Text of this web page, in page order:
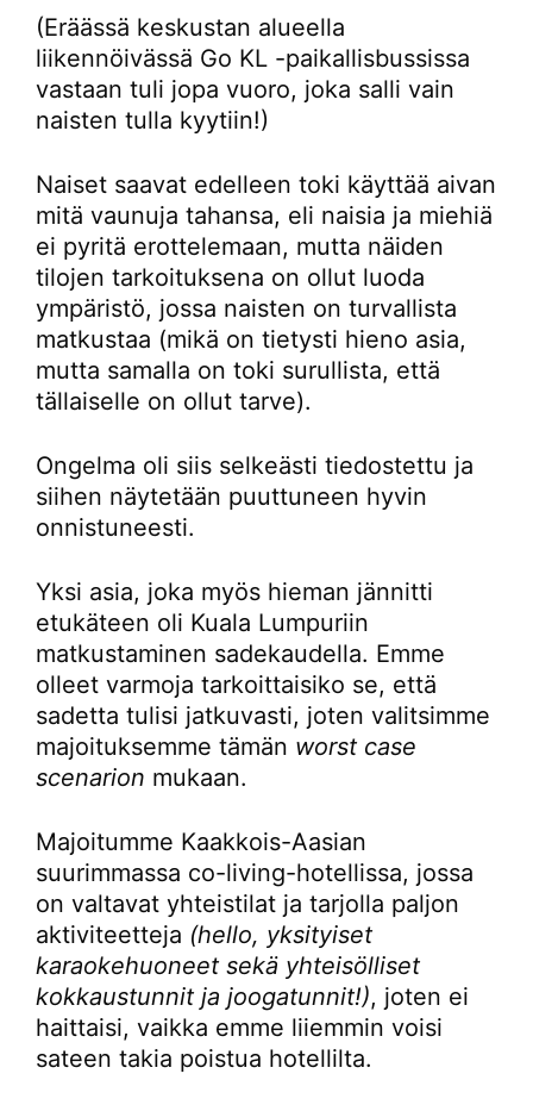
(Eräässä keskustan alueella
liikennöivässä Go KL -paikallisbussissa
vastaan tuli jopa vuoro, joka salli vain
naisten tulla kyytiin!)
Naiset saavat edelleen toki käyttää aivan
mitä vaunuja tahansa, eli naisia ja miehiä
ei pyritä erottelemaan, mutta näiden
tilojen tarkoituksena on ollut luoda
ympäristö, jossa naisten on turvallista
matkustaa (mikä on tietysti hieno asia,
mutta samalla on toki surullista, että
tällaiselle on ollut tarve).
Ongelma oli siis selkeästi tiedostettu ja
siihen näytetään puuttuneen hyvin
onnistuneesti.
Yksi asia, joka myös hieman jännitti
etukäteen oli Kuala Lumpuriin
matkustaminen sadekaudella. Emme
olleet varmoja tarkoittaisiko se, että
sadetta tulisi jatkuvasti, joten valitsimme
majoituksemme tämän worst case
scenarion mukaan.
Majoitumme Kaakkois-Aasian
suurimmassa co-living-hotellissa, jossa
on valtavat yhteistilat ja tarjolla paljon
aktiviteetteja (hello, yksityiset
karaokehuoneet sekä yhteisölliset
kokkaustunnit ja joogatunnit!), joten ei
haittaisi, vaikka emme liiemmin voisi
sateen takia poistua hotellilta.